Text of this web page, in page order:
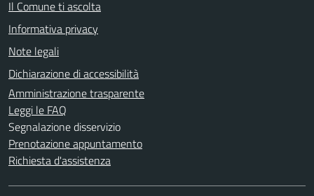
Il Comune ti ascolta
Informativa privacy
Note legali
Dichiarazione di accessibilità
Amministrazione trasparente
Leggi le FAQ
Segnalazione disservizio
Prenotazione appuntamento
Richiesta d'assistenza